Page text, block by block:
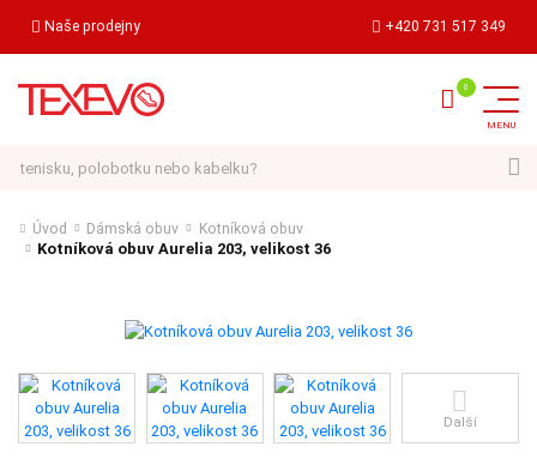
Naše prodejny +420 731 517 349
Úvod Dámská obuv Kotníková obuv
Kotníková obuv Aurelia 203, velikost 36
Další